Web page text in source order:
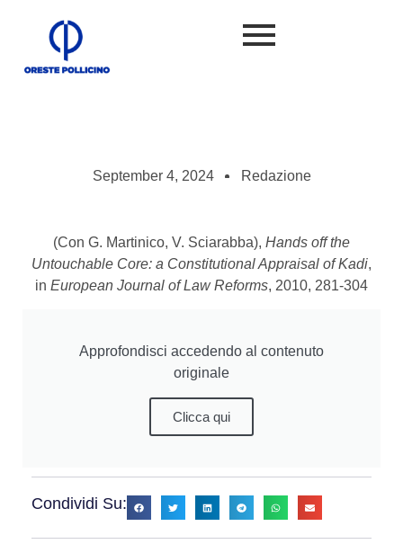
September 4, 2024 Redazione
(Con G. Martinico, V. Sciarabba), Hands off the
Untouchable Core: a Constitutional Appraisal of Kadi,
in European Journal of Law Reforms, 2010, 281-304
Approfondisci accedendo al contenuto
originale
Clicca qui
Condividi Su: